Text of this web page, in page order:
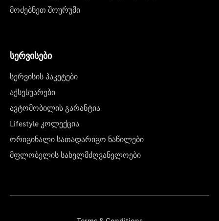
მოძებნეთ შოურუმი
სერვისები
სერვისის პაკეტები
აქსესუარები
ავტომობილის გარანტია
Lifestyle კოლექცია
ორიგინალი სათადარიგო ნაწილები
მფლობელის სახელმძღვანელოები